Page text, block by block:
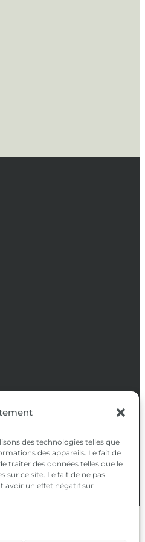
des technologies telles que
des appareils. Le fait de
traiter des données telles que le
ce site. Le fait de ne pas
avoir un effet négatif sur